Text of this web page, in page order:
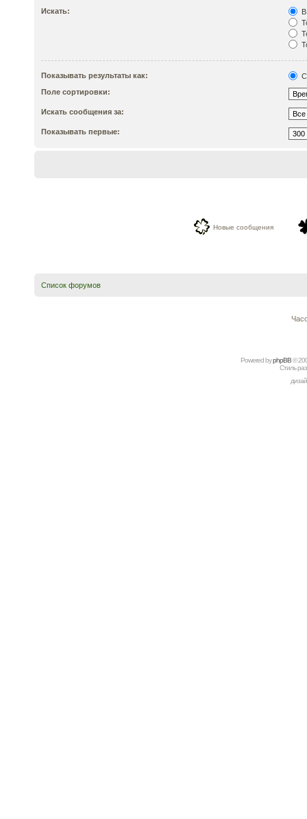
Искать:
Показывать результаты как:
Поле сортировки:
Искать сообщения за:
Показывать первые:
Новые сообщения
Список форумов
Powered byрhрBВ©
Стиль